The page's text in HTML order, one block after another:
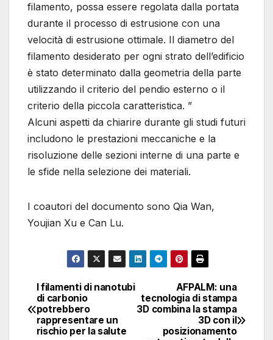
filamento, possa essere regolata dalla portata
durante il processo di estrusione con una
velocità di estrusione ottimale. Il diametro del
filamento desiderato per ogni strato dell’edificio
è stato determinato dalla geometria della parte
utilizzando il criterio del pendio esterno o il
criterio della piccola caratteristica. ”
Alcuni aspetti da chiarire durante gli studi futuri
includono le prestazioni meccaniche e la
risoluzione delle sezioni interne di una parte e
le sfide nella selezione dei materiali.
I coautori del documento sono Qia Wan,
Youjian Xu e Can Lu.
Navigazione
articoli
AFPALM: una
tecnologia di stampa
3D combina la stampa
3D con il
posizionamento
I filamenti di nanotubi
di carbonio
potrebbero
rappresentare un
rischio per la salute